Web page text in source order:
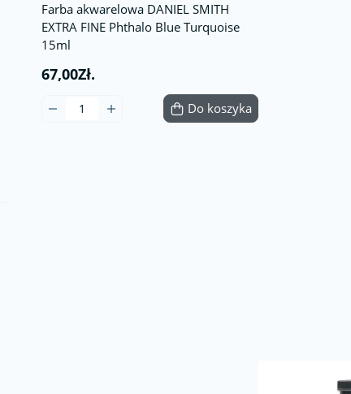
Farba akwarelowa DANIEL SMITH
EXTRA FINE Phthalo Blue Turquoise
15ml
67,00Zł.
Do koszyka